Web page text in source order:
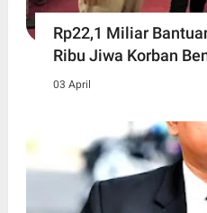
Rp22,1 Miliar
Ribu Jiwa Korban
03 April